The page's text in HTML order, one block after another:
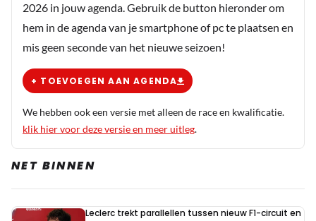
2026 in jouw agenda. Gebruik de button hieronder om
hem in de agenda van je smartphone of pc te plaatsen en
mis geen seconde van het nieuwe seizoen!
+ TOEVOEGEN AAN AGENDA
We hebben ook een versie met alleen de race en kwalificatie.
klik hier voor deze versie en meer uitleg.
NET BINNEN
Leclerc trekt parallellen tussen nieuw F1-circuit en